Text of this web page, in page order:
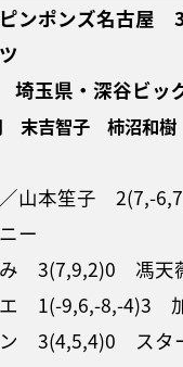
ピンポンズ名古
玉県・深谷ビッ
末吉智子 柿沼和樹
山本笙子 2(7,-
ー
3(7,9,2)0 馮天
1(-9,6,-8,-4)3
3(4,5,4)0 スタ